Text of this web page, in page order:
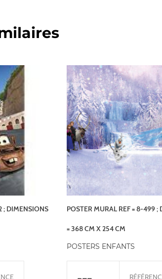
; DIMENSIONS POSTER MURAL REF = 8-499 ;
= 368 CM X 254 CM
POSTERS ENFANTS